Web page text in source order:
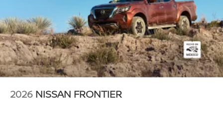
2026 NISSAN FRONTIER